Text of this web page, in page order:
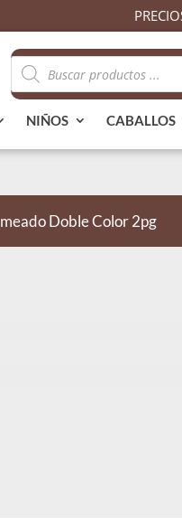
Búsqueda
de
productos
NIÑOS CABALLOS
Doble Color 2pg